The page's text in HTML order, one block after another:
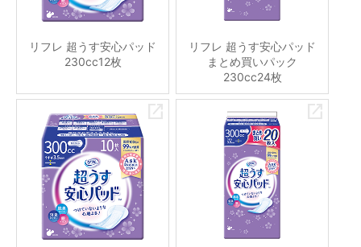
リフレ 超うす安心パッド
230cc12枚
リフレ 超うす安心パッド
まとめ買いパック
230cc24枚